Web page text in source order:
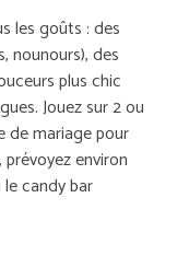
les goûts : des
nounours), des
plus chic
Jouez sur 2 ou
de mariage pour
environ
candy bar